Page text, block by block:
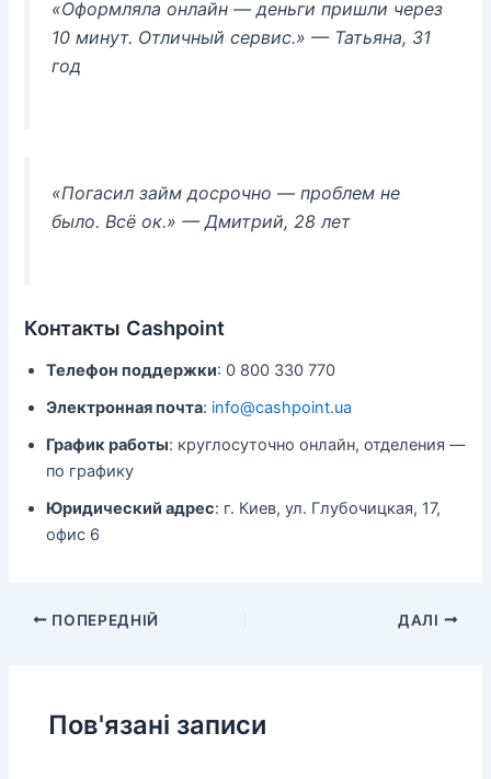
«Оформляла онлайн — деньги пришли через
10 минут. Отличный сервис.» — Татьяна, 31
год
«Погасил займ досрочно — проблем не
было. Всё ок.» — Дмитрий, 28 лет
Контакты Cashpoint
Телефон поддержки: 0 800 330 770
Электронная почта: info@cashpoint.ua
График работы: круглосуточно онлайн, отделения —
по графику
Юридический адрес: г. Киев, ул. Глубочицкая, 17,
офис 6
ПОПЕРЕДНІЙ ДАЛІ
Пов'язані записи